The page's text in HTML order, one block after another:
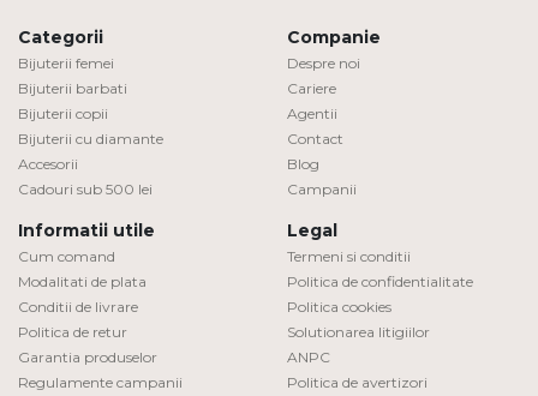
Categorii
Bijuterii femei
Bijuterii barbati
Bijuterii copii
Bijuterii cu diamante
Accesorii
Cadouri sub 500 lei
Companie
Despre noi
Cariere
Agentii
Contact
Blog
Campanii
Informatii utile
Cum comand
Modalitati de plata
Conditii de livrare
Politica de retur
Garantia produselor
Regulamente campanii
Legal
Termeni si conditii
Politica de confidentialitate
Politica cookies
Solutionarea litigiilor
ANPC
Politica de avertizori